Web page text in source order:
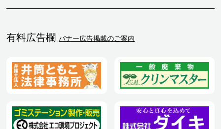
有料広告欄 バナー広告掲載のご案内